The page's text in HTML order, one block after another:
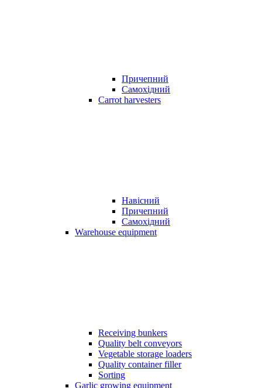
Причепний
Самохідний
Carrot harvesters
Навісний
Причепний
Самохідний
Warehouse equipment
Receiving bunkers
Quality belt conveyors
Vegetable storage loaders
Quality container filler
Sorting
Garlic growing equipment